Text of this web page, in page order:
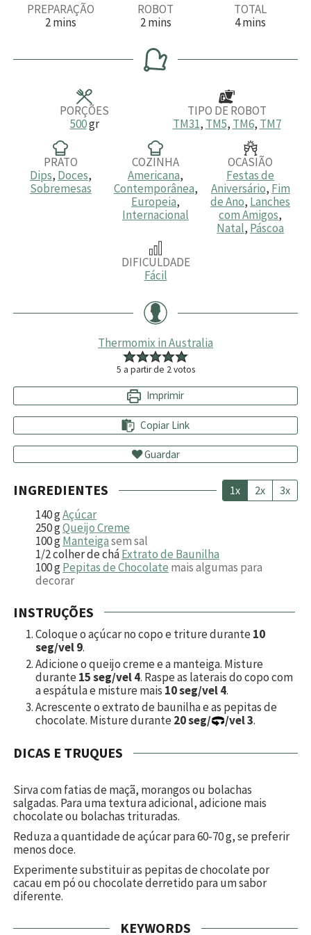
PREPARAÇÃO
2m
u
mins
ROBOT
2m
n
u
t
mins
TOTAL
4m
u
mins
PORÇÕES
500gr
TIPO DE ROBOT
TM31, TM5, TM6, TM7
PRATO
Dips, Doces,
Sobremesas
COZINHA
Americana,
Contemporânea,
Europeia,
Internacional
OCASIÃO
Festas de
Aniversário, Fim
de Ano, Lanches
com Amigos,
Natal, Páscoa
DIFICULDADE
Fácil
Thermomix in Australia
5 a partir de 2votos
Imprimir
Copiar Link
Guardar
INGREDIENTES 1x 2x 3x
140gAçúcar
250gQueijo Creme
100gManteigasem sal
1/2colher de cháExtrato de Baunilha
100gPepitas de Chocolate mais algumas para
decorar
INSTRUÇÕES
Coloque o açúcar no copo e triture durante10
seg/vel 9.
Adicione o queijo creme e a manteiga. Misture
durante15 seg/vel 4. Raspe as laterais do copo com
a espátula e misture mais 10 seg/vel 4.
Acrescente o extrato de baunilha e as pepitas de
chocolate. Misture durante20 seg/ /vel 3.
DICAS E TRUQUES
Sirva com fatias de maçã, morangos ou bolachas
salgadas. Para uma textura adicional, adicione mais
chocolate ou bolachas trituradas.
Reduza a quantidade de açúcar para 60-70 g, se preferir
menos doce.
Experimente substituir as pepitas de chocolate por
cacau em pó ou chocolate derretido para um sabor
diferente.
KEYWORDS